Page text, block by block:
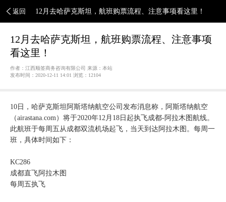
返回 12月去哈萨克斯坦，航班购票流程、注意事项看这里！
12月去哈萨克斯坦，航班购票流程、注意事项
看这里！
作者：江西顺签商务咨询有限公司 来源：本站
发布时间：2020-12-11 14:01 浏览： 12104
10日，哈萨克斯坦阿斯塔纳航空公司发布消息称，阿斯塔纳航空
（airastana.com）将于2020年12月18日起执飞成都-阿拉木图航线。
此航班于每周五从成都双流机场起飞，当天到达阿拉木图。每周一
班，具体时间如下：
KC286
成都直飞阿拉木图
每周五执飞